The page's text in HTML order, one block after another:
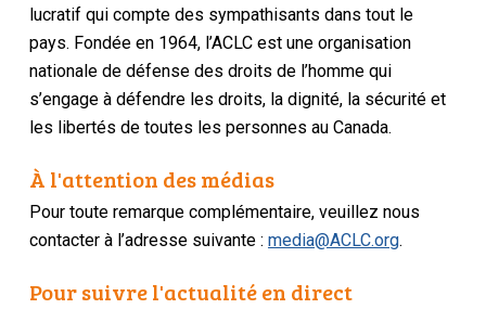
lucratif qui compte des sympathisants dans tout le
pays. Fondée en 1964, l’ACLC est une organisation
nationale de défense des droits de l’homme qui
s’engage à défendre les droits, la dignité, la sécurité et
les libertés de toutes les personnes au Canada.
À l'attention des médias
Pour toute remarque complémentaire, veuillez nous
contacter à l’adresse suivante :media@ACLC.org.
Pour suivre l'actualité en direct